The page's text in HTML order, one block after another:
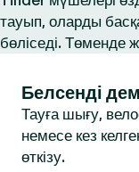
тауып, оларды
бөліседі. Төменде
Белсенді
Тауға шығу,
немесе кез
өткізу.